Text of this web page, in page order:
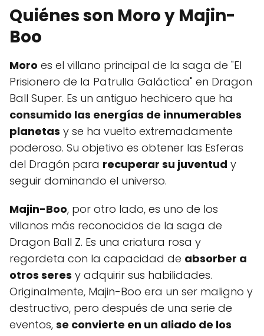
Quiénes son Moro y Majin-
Boo
Moro es el villano principal de la saga de "El
Prisionero de la Patrulla Galáctica" en Dragon
Ball Super. Es un antiguo hechicero que ha
consumido las energías de innumerables
planetas y se ha vuelto extremadamente
poderoso. Su objetivo es obtener las Esferas
del Dragón para recuperar su juventud y
seguir dominando el universo.
Majin-Boo, por otro lado, es uno de los
villanos más reconocidos de la saga de
Dragon Ball Z. Es una criatura rosa y
regordeta con la capacidad de absorber a
otros seres y adquirir sus habilidades.
Originalmente, Majin-Boo era un ser maligno y
destructivo, pero después de una serie de
eventos, se convierte en un aliado de los